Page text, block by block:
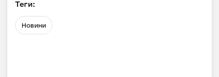
Теги:
Новини